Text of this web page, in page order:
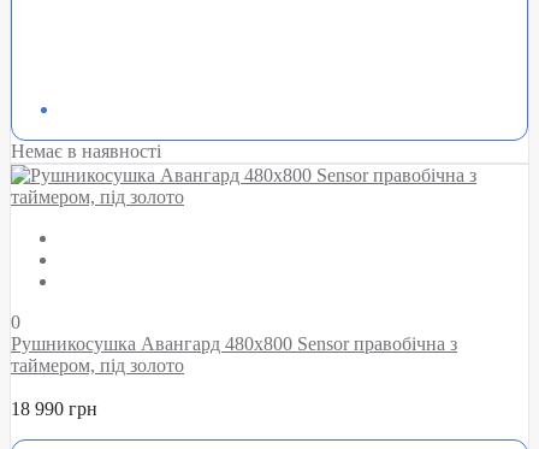
Немає в наявності
0
Рушникосушка Авангард 480х800 Sensor правобічна з
таймером, під золото
18 990 грн